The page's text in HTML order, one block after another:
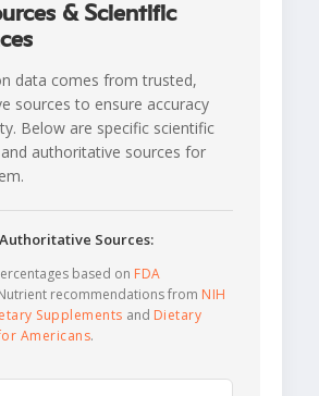
& Scientific
data comes from trusted,
sources to ensure accuracy
Below are specific scientific
authoritative sources for
Sources:
based on FDA
recommendations from NIH
Supplements and Dietary
Americans.